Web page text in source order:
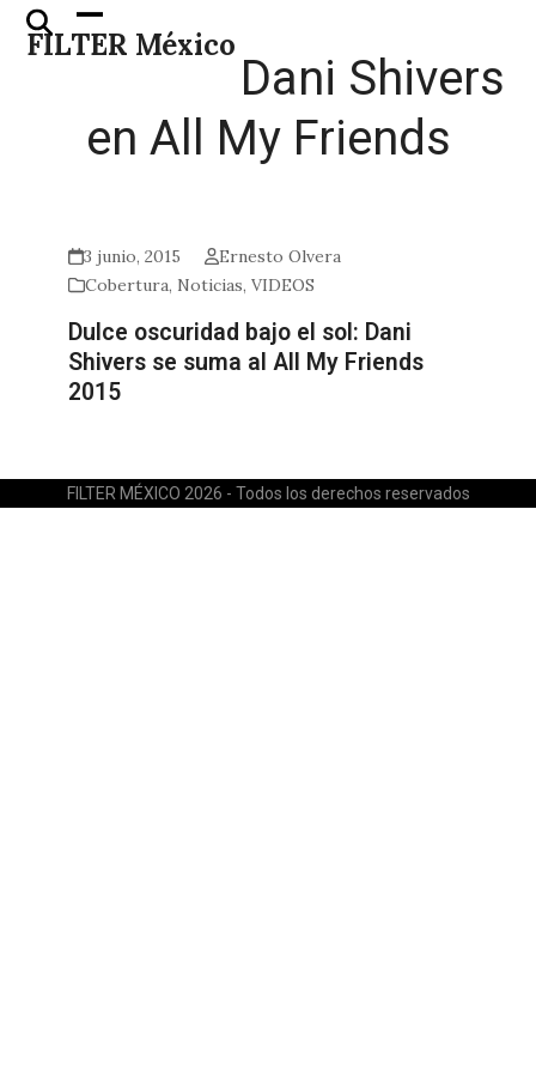
Skip
FILTER México
Open
mobile
Close
mobile
Dani Shivers
en All My Friends
3 junio, 2015
Ernesto Olvera
Cobertura, Noticias,VIDEOS
Dulce oscuridad bajo el sol: Dani
Shivers se suma al All My Friends
2015
FILTER MÉXICO 2026 - Todos los derechos reservados